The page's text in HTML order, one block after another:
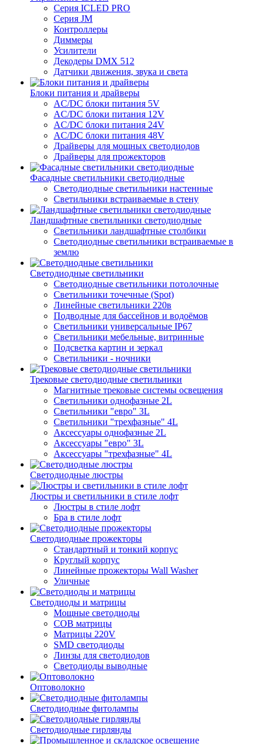
Серия ICLED PRO
Серия JM
Контроллеры
Диммеры
Усилители
Декодеры DMX 512
Датчики движения, звука и света
Блоки питания и драйверы
AC/DC блоки питания 5V
AC/DC блоки питания 12V
AC/DC блоки питания 24V
AC/DC блоки питания 48V
Драйверы для мощных светодиодов
Драйверы для прожекторов
Фасадные светильники светодиодные
Светодиодные светильники настенные
Светильники встраиваемые в стену
Ландшафтные светильники светодиодные
Светильники ландшафтные столбики
Светодиодные светильники встраиваемые в
землю
Светодиодные светильники
Светодиодные светильники потолочные
Светильники точечные (Spot)
Линейные светильники 220в
Подводные для бассейнов и водоёмов
Светильники универсальные IP67
Светильники мебельные, витринные
Подсветка картин и зеркал
Светильники - ночники
Трековые светодиодные светильники
Магнитные трековые системы освещения
Светильники однофазные 2L
Светильники "евро" 3L
Светильники "трехфазные" 4L
Аксессуары однофазные 2L
Аксессуары "евро" 3L
Аксессуары "трехфазные" 4L
Светодиодные люстры
Люстры и светильники в стиле лофт
Люстры в стиле лофт
Бра в стиле лофт
Светодиодные прожекторы
Стандартный и тонкий корпус
Круглый корпус
Линейные прожекторы Wall Washer
Уличные
Светодиоды и матрицы
Мощные светодиоды
COB матрицы
Матрицы 220V
SMD светодиоды
Линзы для светодиодов
Светодиоды выводные
Оптоволокно
Светодиодные фитолампы
Светодиодные гирлянды